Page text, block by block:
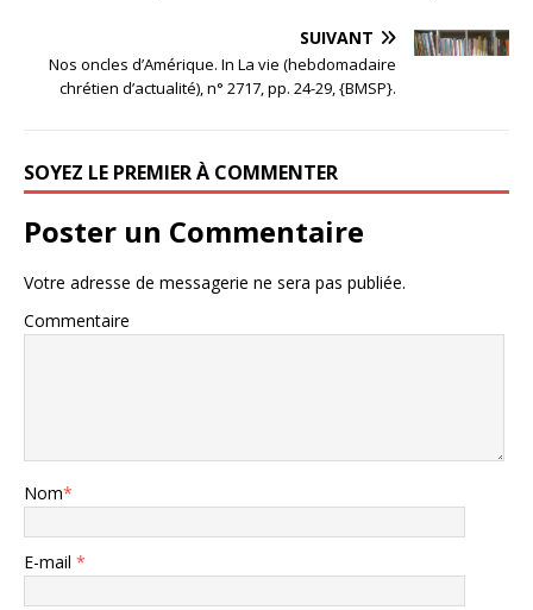
SUIVANT
Nos oncles d’Amérique. In La vie (hebdomadaire
chrétien d’actualité), n° 2717, pp. 24-29, {BMSP}.
SOYEZ LE PREMIER À COMMENTER
Poster un Commentaire
Votre adresse de messagerie ne sera pas publiée.
Commentaire
Nom*
E-mail *